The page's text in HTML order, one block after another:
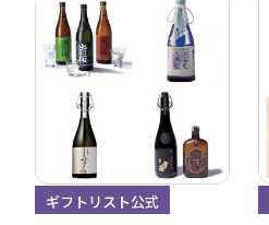
ギフトリスト公式